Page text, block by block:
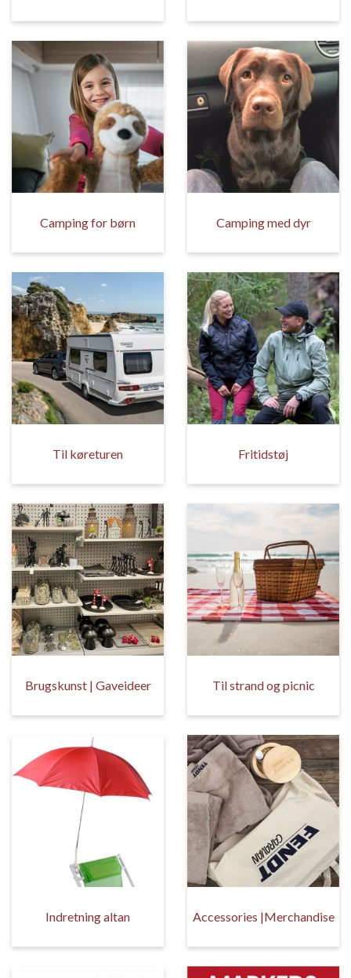
Camping for børn Camping med dyr
Til køreturen Fritidstøj
Brugskunst | Gaveideer Til strand og picnic
Indretning altan Accessories |Merchandise